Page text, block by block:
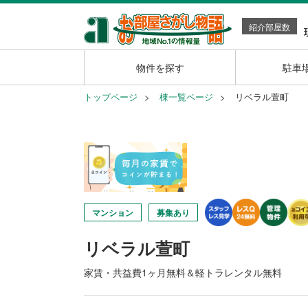
紹介部屋数
物件を探す 駐車
トップページ 棟一覧ページ リベラル萱町
マンション 募集あり
リベラル萱町
家賃・共益費1ヶ月無料＆軽トラレンタル無料